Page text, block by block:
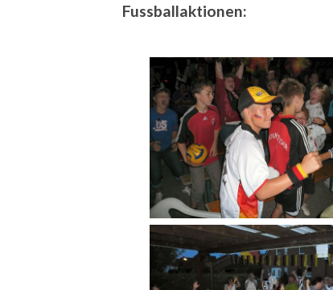
Fussballaktionen: